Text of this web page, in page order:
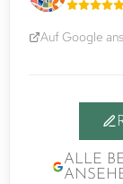
Auf Google
ALLE